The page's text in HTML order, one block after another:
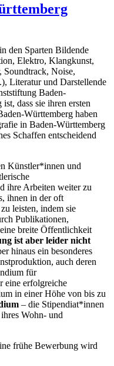
den Sparten Bildende
Elektro, Klangkunst,
Soundtrack, Noise,
Literatur und Darstellende
Baden-
dass sie ihren ersten
Württemberg haben
in Baden-Württemberg
Schaffen entscheidend
Künstler*innen und
ihre Arbeiten weiter zu
ihnen in der oft
leisten, indem sie
Publikationen,
breite Öffentlichkeit
ist aber leider nicht
hinaus ein besonderes
auch deren
für
eine erfolgreiche
in einer Höhe von bis zu
– die Stipendiat*innen
Wohn- und
frühe Bewerbung wird